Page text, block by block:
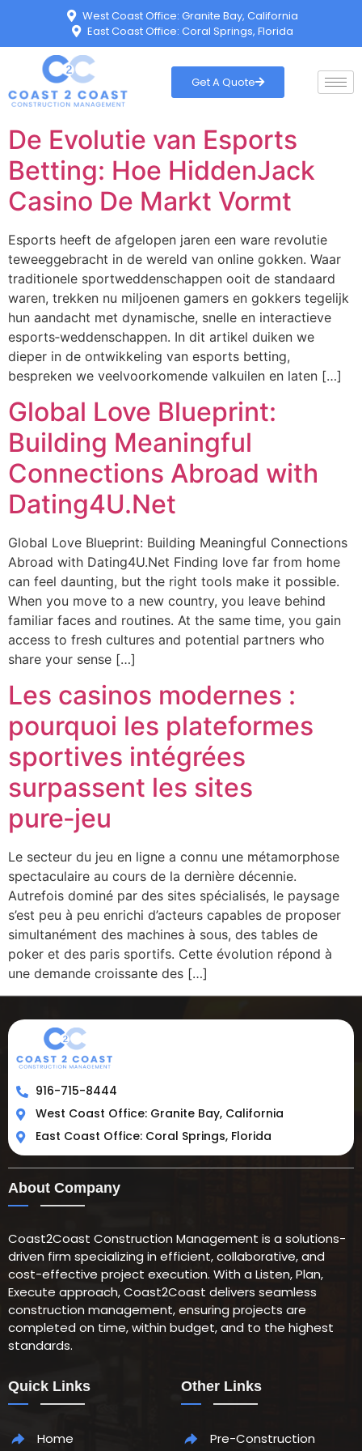
West Coast Office: Granite Bay, California
East Coast Office: Coral Springs, Florida
Get A Quote
De Evolutie van Esports
Betting: Hoe HiddenJack
Casino De Markt Vormt
Esports heeft de afgelopen jaren een ware revolutie
teweeggebracht in de wereld van online gokken. Waar
traditionele sportweddenschappen ooit de standaard
waren, trekken nu miljoenen gamers en gokkers tegelijk
hun aandacht met dynamische, snelle en interactieve
esports‑weddenschappen. In dit artikel duiken we
dieper in de ontwikkeling van esports betting,
bespreken we veelvoorkomende valkuilen en laten […]
Global Love Blueprint:
Building Meaningful
Connections Abroad with
Dating4U.Net
Global Love Blueprint: Building Meaningful Connections
Abroad with Dating4U.Net Finding love far from home
can feel daunting, but the right tools make it possible.
When you move to a new country, you leave behind
familiar faces and routines. At the same time, you gain
access to fresh cultures and potential partners who
share your sense […]
Les casinos modernes :
pourquoi les plateformes
sportives intégrées
surpassent les sites
pure‑jeu
Le secteur du jeu en ligne a connu une métamorphose
spectaculaire au cours de la dernière décennie.
Autrefois dominé par des sites spécialisés, le paysage
s’est peu à peu enrichi d’acteurs capables de proposer
simultanément des machines à sous, des tables de
poker et des paris sportifs. Cette évolution répond à
une demande croissante des […]
916-715-8444
West Coast Office: Granite Bay, California
East Coast Office: Coral Springs, Florida
About Company
Coast2Coast Construction Management is a solutions-
driven firm specializing in efficient, collaborative, and
cost-effective project execution. With a Listen, Plan,
Execute approach, Coast2Coast delivers seamless
construction management, ensuring projects are
completed on time, within budget, and to the highest
standards.
Quick Links
Home
Other Links
Pre-Construction